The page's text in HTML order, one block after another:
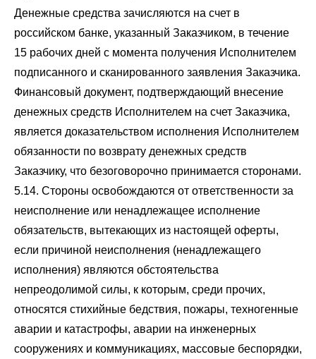
Денежные средства зачисляются на счет в
российском банке, указанный Заказчиком, в течение
15 рабочих дней с момента получения Исполнителем
подписанного и сканированного заявления Заказчика.
Финансовый документ, подтверждающий внесение
денежных средств Исполнителем на счет Заказчика,
является доказательством исполнения Исполнителем
обязанности по возврату денежных средств
Заказчику, что безоговорочно принимается сторонами.
5.14. Стороны освобождаются от ответственности за
неисполнение или ненадлежащее исполнение
обязательств, вытекающих из настоящей оферты,
если причиной неисполнения (ненадлежащего
исполнения) являются обстоятельства
непреодолимой силы, к которым, среди прочих,
относятся стихийные бедствия, пожары, техногенные
аварии и катастрофы, аварии на инженерных
сооружениях и коммуникациях, массовые беспорядки,